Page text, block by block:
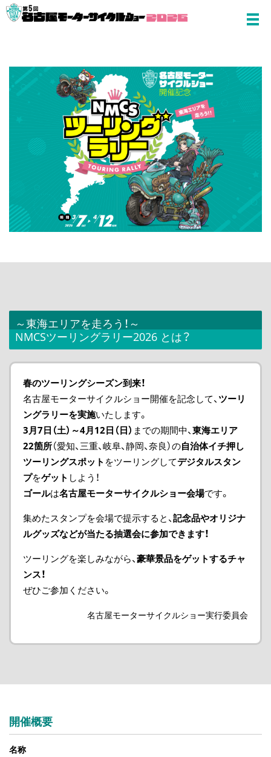
～東海エリアを走ろう！～
NMCSツーリングラリー2026 とは？
春のツーリングシーズン到来！
名古屋モーターサイクルショー開催を記念して、ツーリ
ングラリーを実施いたします。
3月7日（土）～4月12日（日） までの期間中、東海エリア
22箇所（愛知、三重、岐阜、静岡、奈良）の自治体イチ押し
ツーリングスポット をツーリングしてデジタルスタン
プをゲット しよう！
ゴールは名古屋モーターサイクルショー会場です。
集めたスタンプを会場で提示すると、記念品やオリジナ
ルグッズなどが当たる抽選会に参加できます！
ツーリングを楽しみながら、豪華景品をゲットするチャ
ンス！
ぜひご参加ください。
名古屋モーターサイクルショー実行委員会
開催概要
名称